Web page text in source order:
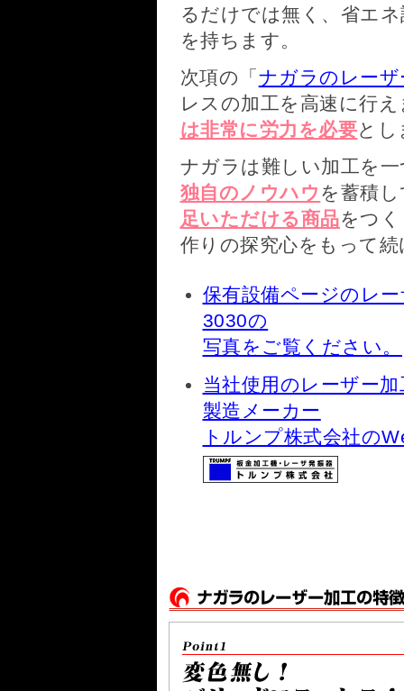
るだけでは無く、省エ
を持ちます。
次項の「 ナガラのレーザ
レスの加工を高速に行
は非常に労力を必要とし
ナガラは難しい加工を
独自のノウハウ を蓄積
足いただける商品をつ
作りの探究心をもって
保有設備ページのレ
3030の
写真をご覧ください。
当社使用のレーザー
製造メーカー
トルンプ株式会社の